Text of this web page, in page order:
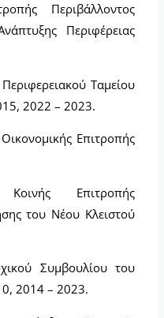
Περιβάλλοντος
Περιφέρειας
Ταμείου
2022 – 2023.
Επιτροπής
Επιτροπής
του Νέου Κλειστού
Συμβουλίου του
2014 – 2023.